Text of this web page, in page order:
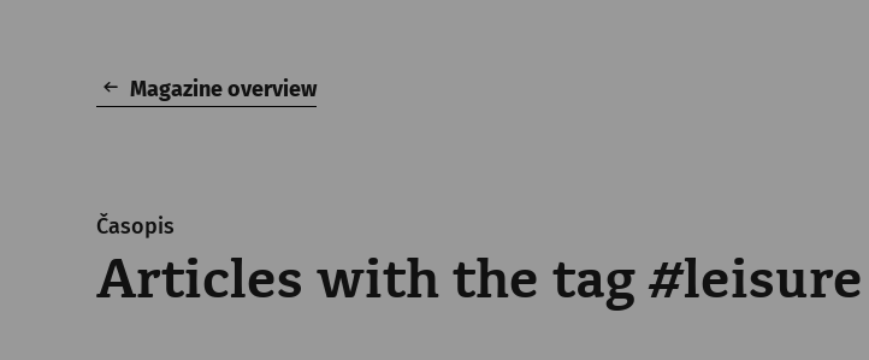
Magazine overview
Časopis
Articles with the tag #leisure